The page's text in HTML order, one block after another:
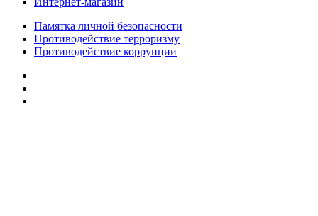
Памятка личной безопасности
Противодействие терроризму
Противодействие коррупции